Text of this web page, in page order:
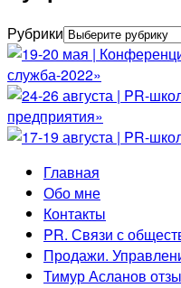
Рубрики
Главная
Обо мне
Контакты
PR. Связи с
Продажи.
Тимур Асланов